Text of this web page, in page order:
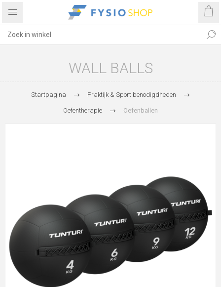
WALL BALLS
Startpagina Praktijk & Sport benodigdheden
Oefentherapie Oefenballen